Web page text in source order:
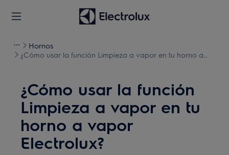
Hornos
¿Cómo usar la función Limpieza a vapor en tu horno a
¿Cómo usar la función
Limpieza a vapor en tu
horno a vapor
Electrolux?